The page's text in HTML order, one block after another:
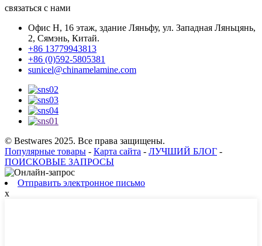
связаться с нами
Офис H, 16 этаж, здание Ляньфу, ул. Западная Ляньцянь,
2, Сямэнь, Китай.
+86 13779943813
+86 (0)592-5805381
sunicel@chinamelamine.com
© Bestwares 2025. Все права защищены.
Популярные товары - Карта сайта - ЛУЧШИЙ БЛОГ -
ПОИСКОВЫЕ ЗАПРОСЫ
Отправить электронное письмо
x